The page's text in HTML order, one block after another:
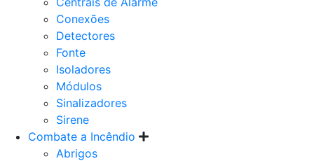
Conexões
Detectores
Fonte
Isoladores
Módulos
Sinalizadores
Sirene
Combate a Incêndio
Abrigos